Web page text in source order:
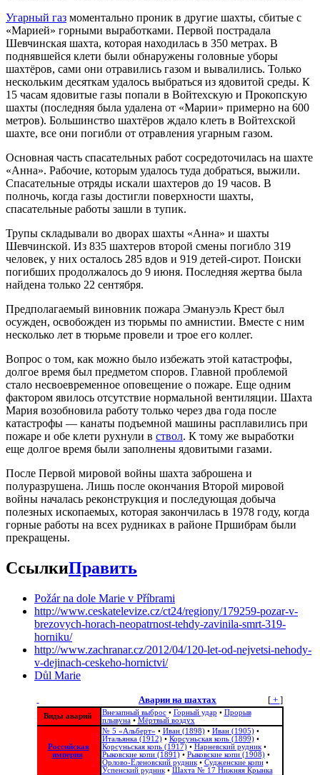
Угарный газ моментально проник в другие шахты, сбитые с
«Марией» горными выработками. Первой пострадала
Шевчинская шахта, которая находилась в 350 метрах. В
поднявшейся клети были обнаружены головные уборы
шахтёров, сами они отравились газом и вывалились. Только
нескольким десяткам удалось выбраться из ядовитой среды. К
15 часам ядовитые газы попали в Войтехскую и Прокопскую
шахты (последняя была удалена от «Марии» примерно на 600
метров). Большинство шахтёров ждало клеть в Войтехской
шахте, все они погибли от отравления угарным газом.
Основная часть спасательных работ сосредоточилась на шахте
«Анна». Рабочие, которым удалось туда добраться, выжили.
Спасательные отряды искали шахтеров до 19 часов. В
полночь, когда газы достигли поверхности шахты,
спасательные работы зашли в тупик.
Трупы складывали во дворах шахты «Анна» и шахты
Шевчинской. Из 835 шахтеров второй смены погибло 319
человек, у них осталось 285 вдов и 919 детей-сирот. Поиски
погибших продолжалось до 9 июня. Последняя жертва была
найдена только 22 сентября.
Предполагаемый виновник пожара Эмануэль Крест был
осужден, освобожден из тюрьмы по амнистии. Вместе с ним
несколько лет в тюрьме провели и трое его коллег.
Вопрос о том, как можно было избежать этой катастрофы,
долгое время был предметом споров. Главной проблемой
стало несвоевременное оповещение о пожаре. Еще одним
фактором явилось отсутствие нормальной вентиляции. Шахта
Мария возобновила работу только через два года после
катастрофы — канаты подъемной машины расплавились при
пожаре и обе клети рухнули в ствол. К тому же выработки
еще долгое время были заполнены ядовитыми газами.
После Первой мировой войны шахта заброшена и
полуразрушена. Лишь после окончания Второй мировой
войны началась реконструкция и последующая добыча
полезных ископаемых, которая закончилась в 1978 году, когда
горные работы на всех рудниках в районе Пршибрам были
прекращены.
СсылкиПравить
Požár na dole Marie v Příbrami
http://www.ceskatelevize.cz/ct24/regiony/179259-pozar-v-
brezovych-horach-neopatrnost-tehdy-zavinila-smrt-319-
horniku/
http://www.zachranar.cz/2012/04/120-let-od-nejvetsi-nehody-
v-dejinach-ceskeho-hornictvi/
Důl Marie
[+ ]
Аварии на шахтах
Виды аварий Внезапный выброс• Горный удар • Прорыв
плывуна• Мёртвый воздух
Российская
империя
№ 5 «Альберт» • Иван (1898)• Иван (1905)•
Итальянка (1912)• Корсуньская копь (1899)•
Корсуньская копь (1917)• Нарневский рудник•
Рыковские копи (1891)• Рыковские копи (1908)•
Орлово-Еленовский рудник• Судженские копи•
Успенский рудник• Шахта № 17 Нижняя Крынка